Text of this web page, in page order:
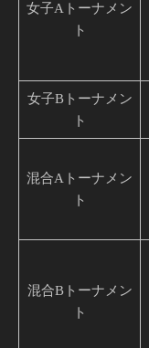
女子Aトーナメン
ト
女子Bトーナメン
ト
混合Aトーナメン
ト
混合Bトーナメン
ト